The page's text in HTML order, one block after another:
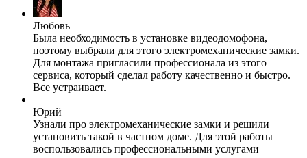
Любовь
Была необходимость в установке видеодомофона,
поэтому выбрали для этого электромеханические замки.
Для монтажа пригласили профессионала из этого
сервиса, который сделал работу качественно и быстро.
Все устраивает.
Юрий
Узнали про электромеханические замки и решили
установить такой в частном доме. Для этой работы
воспользовались профессиональными услугами